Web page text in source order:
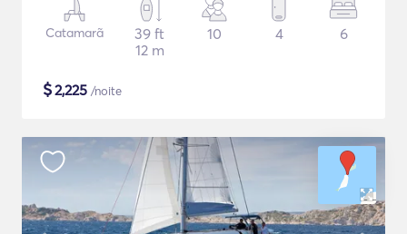
Catamarã
39 ft
12 m
10 4 6
$2,225 /noite